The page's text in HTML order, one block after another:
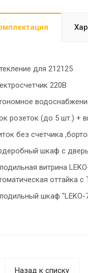
для 212125
220В
розеток (до 5 шт.) +
без счетчика
шкаф с
витрина
оттайка
шкаф "LEKO-
Назад к списку